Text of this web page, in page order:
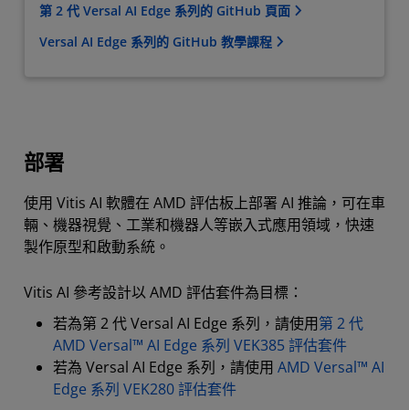
第 2 代 Versal AI Edge 系列的 GitHub 頁面
Versal AI Edge 系列的 GitHub 教學課程
部署
使用 Vitis AI 軟體在 AMD 評估板上部署 AI 推論，可在車
輛、機器視覺、工業和機器人等嵌入式應用領域，快速
製作原型和啟動系統。
Vitis AI 參考設計以 AMD 評估套件為目標：
若為第 2 代 Versal AI Edge 系列，請使用第 2 代
AMD Versal™ AI Edge 系列 VEK385 評估套件
若為 Versal AI Edge 系列，請使用 AMD Versal™ AI
Edge 系列 VEK280 評估套件